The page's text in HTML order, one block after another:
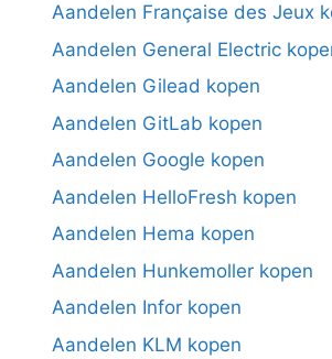
Aandelen Française des Jeux
Aandelen General Electric
Aandelen Gilead kopen
Aandelen GitLab kopen
Aandelen Google kopen
Aandelen HelloFresh kopen
Aandelen Hema kopen
Aandelen Hunkemoller kopen
Aandelen Infor kopen
Aandelen KLM kopen